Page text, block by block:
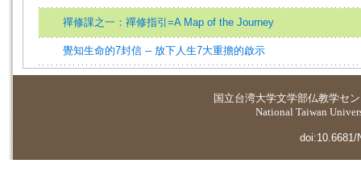
禪修課之一：禪修指引=A Map of the Journey
覺知生命的7封信 -- 放下人生7大重擔的啟示
国立台湾大学文学部仏教学セ
National Taiwan
doi:10.6681/